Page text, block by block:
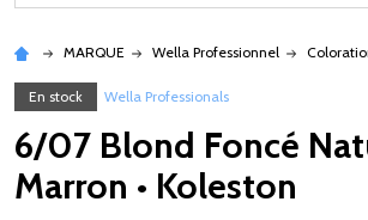
MARQUE Wella Professionnel
En stock Wella Professionals
6/07 Blond Foncé
Marron • Koleston